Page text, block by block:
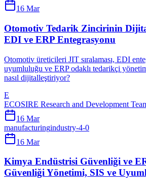
16 Mar
Otomotiv Tedarik Zincirinin
EDI ve ERP Entegrasyonu
Otomotiv üreticileri JIT sıralaması, EDI
uyumluluğu ve ERP odaklı tedarikçi
nasıl dijitalleştiriyor?
E
ECOSIRE Research and Development
16 Mar
manufacturingindustry-4-0
16 Mar
Kimya Endüstrisi Güvenliği ve
Güvenliği Yönetimi, SIS ve